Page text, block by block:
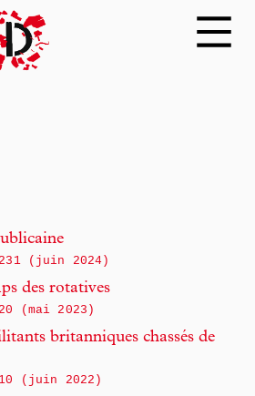
231 (juin 2024)
des rotatives
(mai 2023)
britanniques chassés de
(juin 2022)